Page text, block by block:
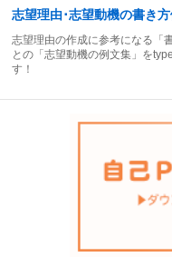
志望理由･志望動機の書き方
志望理由の作成に参考になる「
との「志望動機の例文集」を
す！